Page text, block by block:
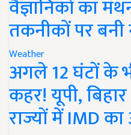
वैज्ञानिकों का
तकनीकों पर
Weather
अगले 12 घंटों के
कहर! यूपी,
राज्यों में IMD